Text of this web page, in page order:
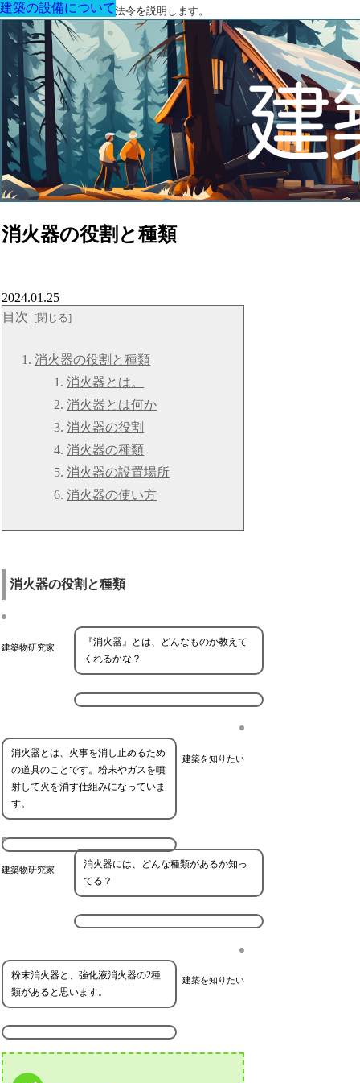
建築に関する用語と関連法令を説明します。
消火器の役割と種類
建築の設備について
2024.01.25
目次
消火器の役割と種類
消火器とは。
消火器とは何か
消火器の役割
消火器の種類
消火器の設置場所
消火器の使い方
消火器の役割と種類
建築物研究家
『消火器』とは、どんなものか教えて
くれるかな？
建築を知りたい
消火器とは、火事を消し止めるため
の道具のことです。粉末やガスを噴
射して火を消す仕組みになっていま
す。
建築物研究家
消火器には、どんな種類があるか知っ
てる？
建築を知りたい
粉末消火器と、強化液消火器の2種
類があると思います。
建築の設備について
建築の設備について
建築の設備について
建築の設備について
建築の設備について
建築の設備について